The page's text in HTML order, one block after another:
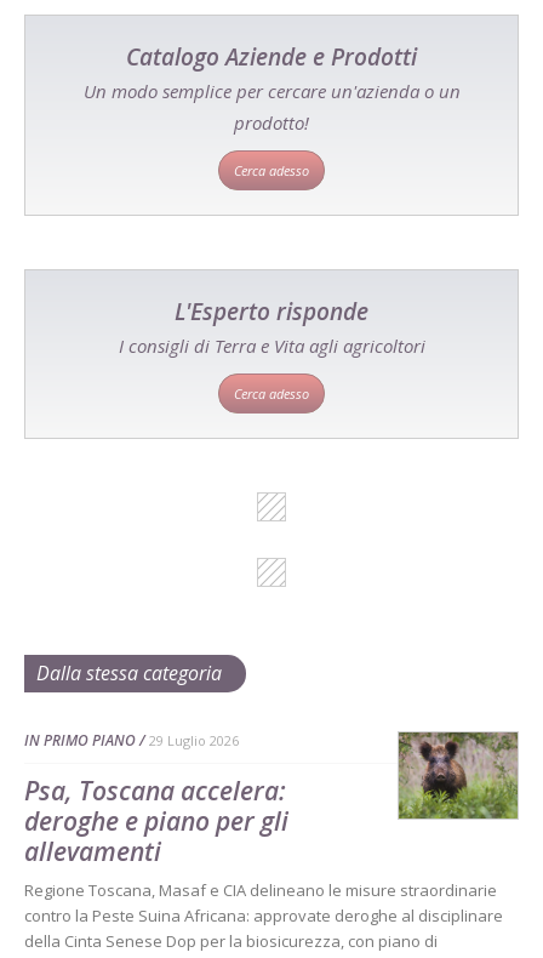
Catalogo Aziende e Prodotti
Un modo semplice per cercare un'azienda o un
prodotto!
Cerca adesso
L'Esperto risponde
I consigli di Terra e Vita agli agricoltori
Cerca adesso
Dalla stessa categoria
IN PRIMO PIANO 29 Luglio 2026
Psa, Toscana accelera:
deroghe e piano per gli
allevamenti
Regione Toscana, Masaf e CIA delineano le misure straordinarie
contro la Peste Suina Africana: approvate deroghe al disciplinare
della Cinta Senese Dop per la biosicurezza, con piano di